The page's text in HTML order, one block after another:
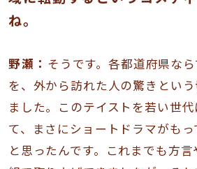
ね。
野瀬： そうです。各都道府県な
を、外から訪れた人の驚きとい
ました。このテイストを若い世
て、まさにショートドラマがもっ
と思ったんです。これまでも方